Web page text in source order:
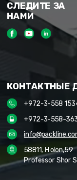
СЛЕДИТЕ ЗА
НАМИ
КОНТАКТНЫЕ
+972-3-558
+972-3-558-
58811, Holon,59
Professor Shor